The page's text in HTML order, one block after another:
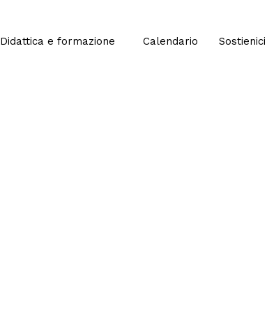
Didattica e formazione Calendario Sostienici